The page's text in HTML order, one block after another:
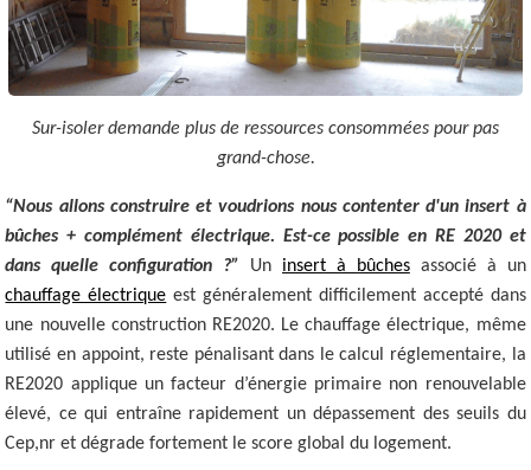
Sur-isoler demande plus de ressources consommées pour pas
grand-chose.
“Nous allons construire et voudrions nous contenter d'un insert à
bûches + complément électrique. Est-ce possible en RE 2020 et
dans quelle configuration ?” Un insert à bûchesassocié à un
chauffage électrique est généralement difficilement accepté dans
une nouvelle construction RE2020. Le chauffage électrique, même
utilisé en appoint, reste pénalisant dans le calcul réglementaire, la
RE2020 applique un facteur d’énergie primaire non renouvelable
élevé, ce qui entraîne rapidement un dépassement des seuils du
Cep,nr et dégrade fortement le score global du logement.